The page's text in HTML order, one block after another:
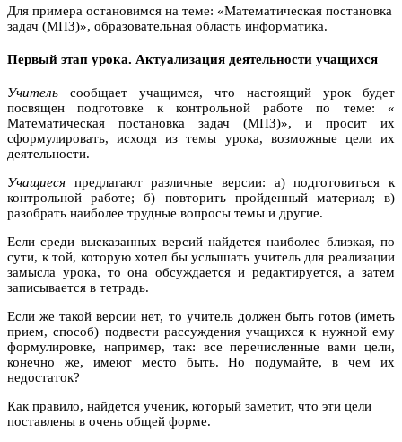
Для примера остановимся на теме: «Математическая постановка
задач (МПЗ)», образовательная область информатика.
Первый этап урока. Актуализация деятельности учащихся
Учитель сообщает учащимся, что настоящий урок будет
посвящен подготовке к контрольной работе по теме: «
Математическая постановка задач (МПЗ)», и просит их
сформулировать, исходя из темы урока, возможные цели их
деятельности.
Учащиеся предлагают различные версии: а) подготовиться к
контрольной работе; б) повторить пройденный материал; в)
разобрать наиболее трудные вопросы темы и другие.
Если среди высказанных версий найдется наиболее близкая, по
сути, к той, которую хотел бы услышать учитель для реализации
замысла урока, то она обсуждается и редактируется, а затем
записывается в тетрадь.
Если же такой версии нет, то учитель должен быть готов (иметь
прием, способ) подвести рассуждения учащихся к нужной ему
формулировке, например, так: все перечисленные вами цели,
конечно же, имеют место быть. Но подумайте, в чем их
недостаток?
Как правило, найдется ученик, который заметит, что эти цели
поставлены в очень общей форме.